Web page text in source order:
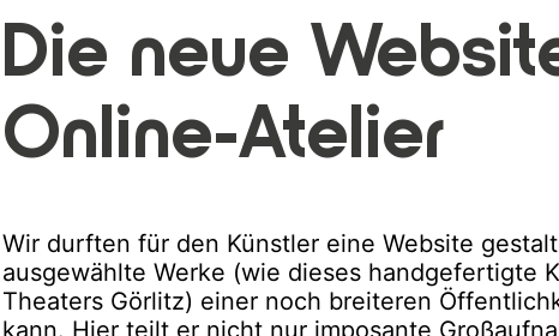
Die neue
Online-Atelier
Wir durften für den Künstler eine Website
ausgewählte Werke (wie dieses handgefertigte
Theaters Görlitz) einer noch breiteren